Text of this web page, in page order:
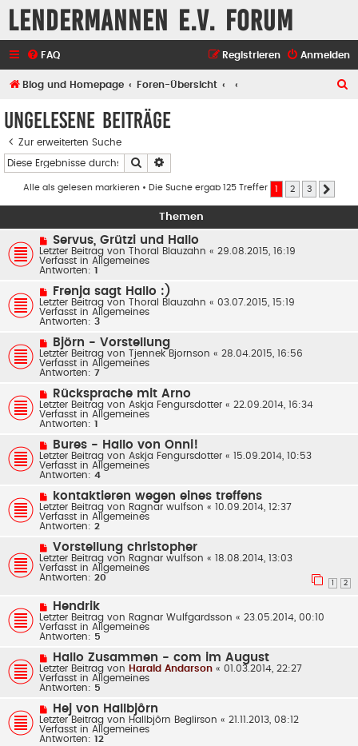
Lendermannen e.V. Forum
FAQ Anmelden
Registrieren
Blog und Homepage Foren-Übersicht
Ungelesene Beiträge
Zur erweiterten Suche
Suche
Alle als gelesen markieren • Die Suche ergab 125 Treffer 2 3
Themen
N
e
u
e
B
e
i
t
r
g
Servus, Grützi und Hallo
Letzter Beitrag von Thoral Blauzahn « 29.08.2015, 16:19
Verfasst in Allgemeines
Antworten: 1
e
u
e
B
e
i
t
r
g
Frenja sagt Hallo :)
Letzter Beitrag von Thoral Blauzahn « 03.07.2015, 15:19
Verfasst in Allgemeines
Antworten: 3
e
u
e
B
e
i
t
r
g
Björn - Vorstellung
Letzter Beitrag von Tjennek Bjornson « 28.04.2015, 16:56
Verfasst in Allgemeines
Antworten: 7
e
u
e
B
e
i
t
r
g
Rücksprache mit Arno
Letzter Beitrag von Askja Fengursdotter « 22.09.2014, 16:34
Verfasst in Allgemeines
Antworten: 1
e
u
e
B
e
i
t
r
g
Bures - Hallo von Onni!
Letzter Beitrag von Askja Fengursdotter «
15.09.2014, 10:53
Verfasst in Allgemeines
Antworten: 4
e
u
e
B
i
t
r
g
kontaktieren wegen eines treffens
Letzter Beitrag von Ragnar wulfson «
10.09.2014, 12:37
Verfasst in Allgemeines
Antworten: 2
N
e
u
e
e
i
t
r
a
g
Vorstellung christopher
Letzter Beitrag von Ragnar wulfson «
18.08.2014, 13:03
Verfasst in Allgemeines
Antworten: 20
2
N
e
u
e
r
B
e
i
t
r
Hendrik
Letzter Beitrag von Ragnar Wulfgardsson « 23.05.2014, 00:10
Verfasst in Allgemeines
Antworten: 5
N
e
u
e
r
B
e
i
t
r
Hallo Zusammen - com im August
Letzter Beitrag von Harald Andarson « 01.03.2014, 22:27
Verfasst in Allgemeines
Antworten: 5
N
e
u
e
Hej von Hallbjôrn
Letzter Beitrag von Hallbjôrn Beglirson « 21.11.2013, 08:12
Verfasst in Allgemeines
Antworten: 12